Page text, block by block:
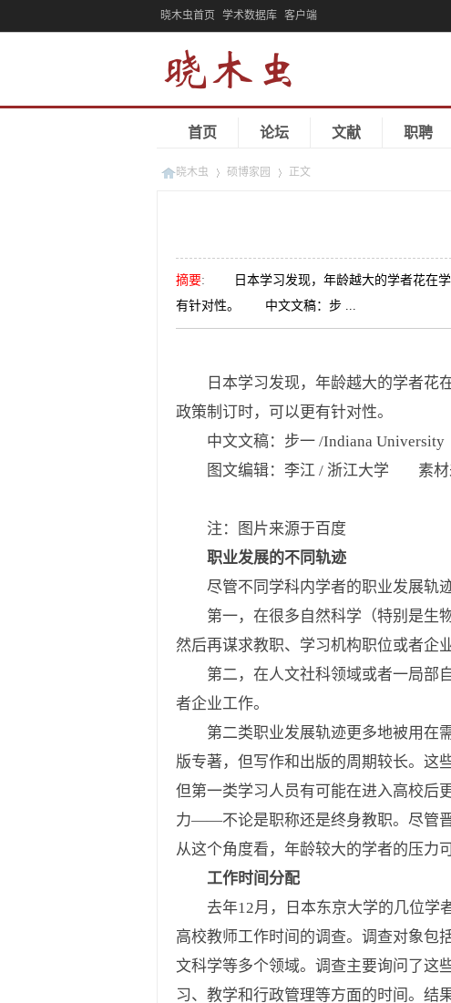
晓木虫首页 学术数据库 客户端
首页 论坛 文献 职聘
晓木虫 硕博家园 正文
摘要:
日本学习发现，年龄越大的学者花在学
有针对性。 中文文稿：步 ...
日本学习发现，年龄越大的学者花在
政策制订时，可以更有针对性。
中文文稿：步一 /Indiana University
图文编辑：李江 / 浙江大学 素材来
注：图片来源于百度
职业发展的不同轨迹
尽管不同学科内学者的职业发展轨迹
第一，在很多自然科学（特别是生物
然后再谋求教职、学习机构职位或者企
第二，在人文社科领域或者一局部自
者企业工作。
第二类职业发展轨迹更多地被用在需
版专著，但写作和出版的周期较长。这
但第一类学习人员有可能在进入高校后
力——不论是职称还是终身教职。尽管
从这个角度看，年龄较大的学者的压力
工作时间分配
去年12月，日本东京大学的几位学者
高校教师工作时间的调查。调查对象包
文科学等多个领域。调查主要询问了这
习、教学和行政管理等方面的时间。结